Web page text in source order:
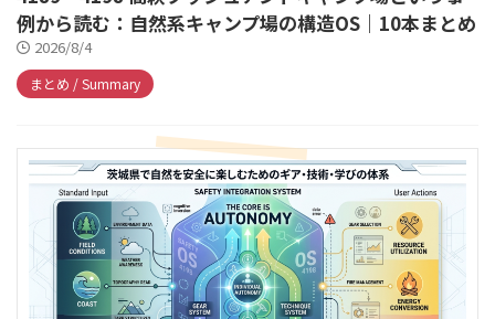
例から読む：自然系キャンプ場の構造OS｜10本まとめ
2026/8/4
まとめ / Summary